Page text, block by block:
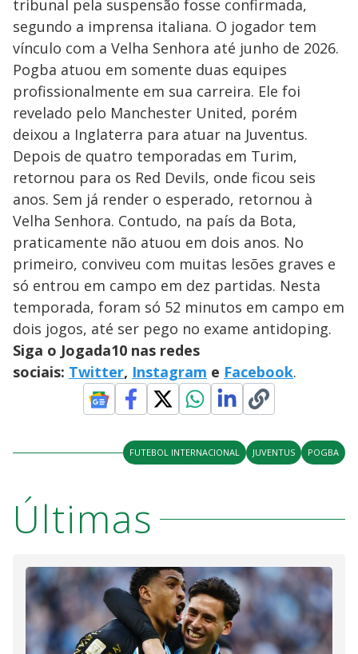
tribunal pela suspensão fosse confirmada,
segundo a imprensa italiana. O jogador tem
vínculo com a Velha Senhora até junho de 2026.
Pogba atuou em somente duas equipes
profissionalmente em sua carreira. Ele foi
revelado pelo Manchester United, porém
deixou a Inglaterra para atuar na Juventus.
Depois de quatro temporadas em Turim,
retornou para os Red Devils, onde ficou seis
anos. Sem já render o esperado, retornou à
Velha Senhora. Contudo, na país da Bota,
praticamente não atuou em dois anos. No
primeiro, conviveu com muitas lesões graves e
só entrou em campo em dez partidas. Nesta
temporada, foram só 52 minutos em campo em
dois jogos, até ser pego no exame antidoping.
Siga o Jogada10 nas redes
sociais: Twitter, Instagram e Facebook.
FUTEBOL INTERNACIONAL JUVENTUS POGBA
Últimas